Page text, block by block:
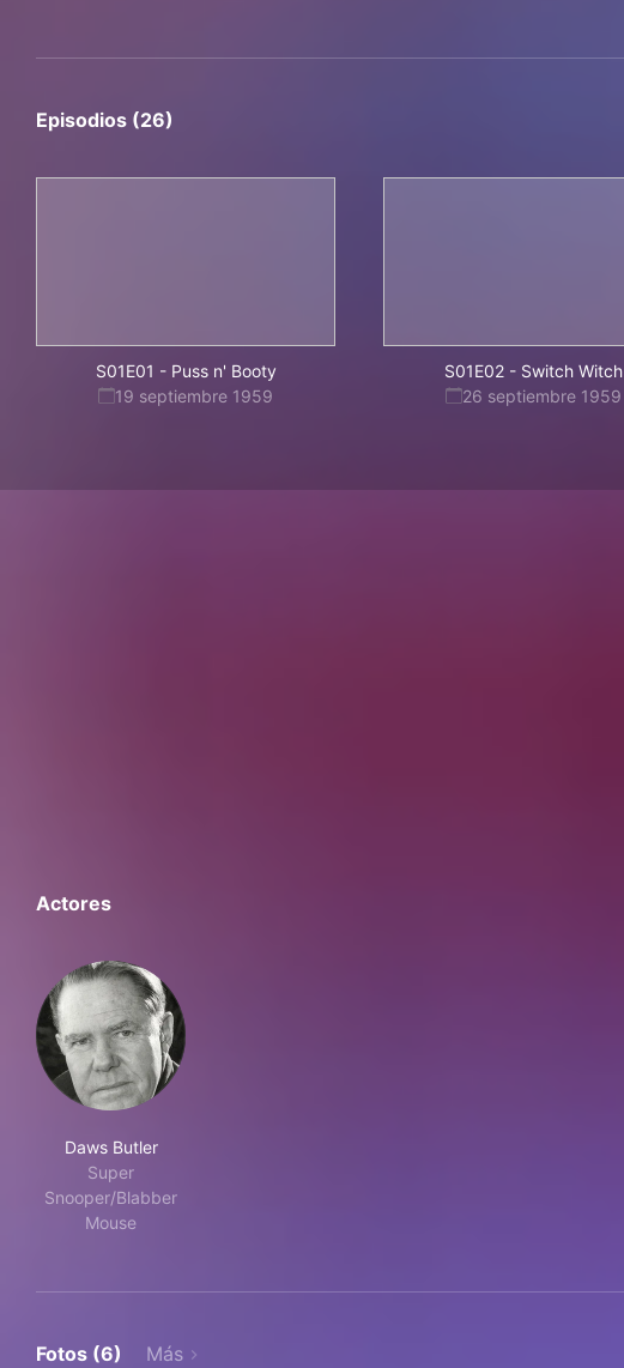
Episodios (26)
S01E01 - Puss n' Booty
19 septiembre 1959
S01E02- Switch Witch
26 septiembre 1959
Actores
Daws Butler
Super
Snooper/Blabber
Mouse
Fotos (6) Más